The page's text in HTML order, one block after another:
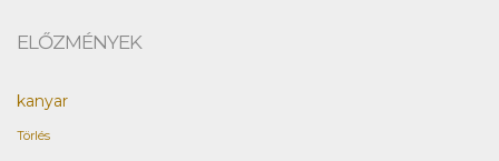
ELŐZMÉNYEK
kanyar
Törlés